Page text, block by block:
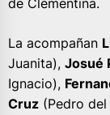
de Clementina.
La acompañan
Juanita), Josué
Ignacio),
Cruz (Pedro